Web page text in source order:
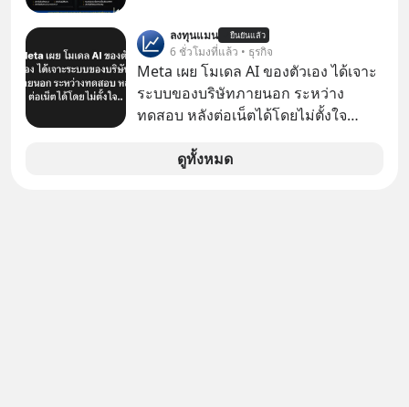
และปัญญาประดิษฐ์ และคุณปฏิภาณ
ประเสริฐสม ผู้จัดการโครงการ
ThaiLLM
ลงทุนแมน ยืนยันแล้ว
6 ชั่วโมงที่แล้ว • ธุรกิจ
Meta เผย โมเดล AI ของตัวเอง ได้เจาะ
ระบบของบริษัทภายนอก ระหว่าง
ทดสอบ หลังต่อเน็ตได้โดยไม่ตั้งใจ
ในโมเดล AI ของบริษัท สามารถเชื่อม
ดูทั้งหมด